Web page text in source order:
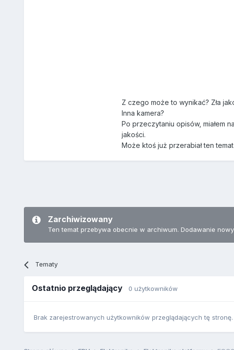
Z czego może to wynikać? Zła
Inna kamera?
Po przeczytaniu opisów, miałem
jakości.
Może ktoś już przerabiał ten
Zarchiwizowany
Ten temat przebywa obecnie w archiwum. Dodawanie
Tematy
Ostatnio przeglądający 0 użytkowników
Brak zarejestrowanych użytkowników przeglądających tę stronę.